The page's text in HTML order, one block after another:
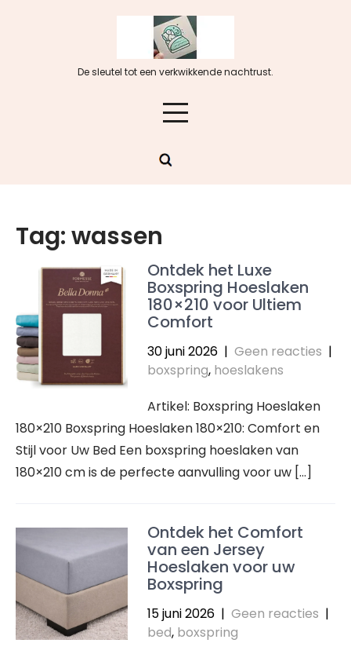
De sleutel tot een verkwikkende nachtrust.
Tag:wassen
Ontdek het Luxe
Boxspring Hoeslaken
180×210 voor Ultiem
Comfort
30 juni 2026 | Geen reacties |
boxspring, hoeslakens
Artikel: Boxspring Hoeslaken
180×210 Boxspring Hoeslaken 180×210: Comfort en
Stijl voor Uw Bed Een boxspring hoeslaken van
180×210 cm is de perfecte aanvulling voor uw […]
Ontdek het Comfort
van een Jersey
Hoeslaken voor uw
Boxspring
15 juni 2026 | Geen reacties |
bed, boxspring